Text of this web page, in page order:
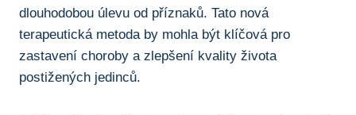
⁢dlouhodobou úlevu od příznaků. Tato nová
terapeutická metoda by ⁢mohla být⁢ klíčová​ pro
zastavení ‌choroby ‍a zlepšení kvality života
postižených‍ jedinců.